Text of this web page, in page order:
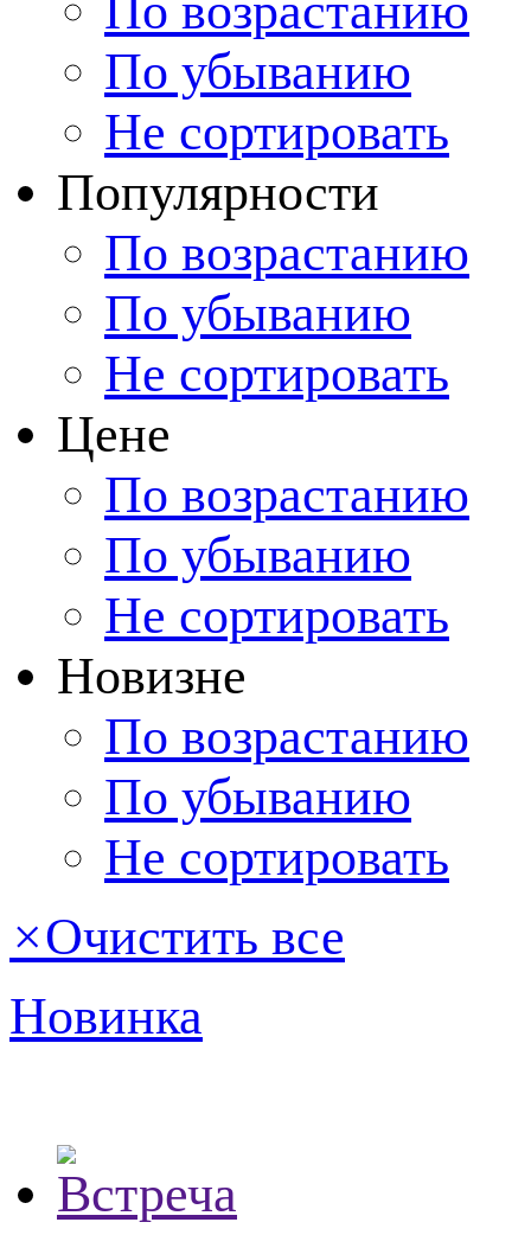
По убыванию
Не сортировать
Популярности
По возрастанию
По убыванию
Не сортировать
Цене
По возрастанию
По убыванию
Не сортировать
Новизне
По возрастанию
По убыванию
Не сортировать
×Очистить все
Новинка